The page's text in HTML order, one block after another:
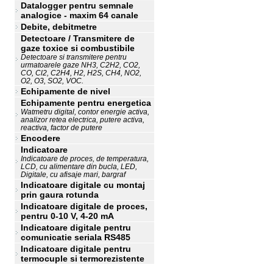
Datalogger pentru semnale
analogice - maxim 64 canale
Debite, debitmetre
Detectoare / Transmitere de
gaze toxice si combustibile
Detectoare si transmitere pentru
urmatoarele gaze NH3, C2H2, CO2,
CO, Cl2, C2H4, H2, H2S, CH4, NO2,
O2, O3, SO2, VOC.
Echipamente de nivel
Echipamente pentru energetica
Watmetru digital, contor energie activa,
analizor retea electrica, putere activa,
reactiva, factor de putere
Encodere
Indicatoare
Indicatoare de proces, de temperatura,
LCD, cu alimentare din bucla, LED,
Digitale, cu afisaje mari, bargraf
Indicatoare digitale cu montaj
prin gaura rotunda
Indicatoare digitale de proces,
pentru 0-10 V, 4-20 mA
Indicatoare digitale pentru
comunicatie seriala RS485
Indicatoare digitale pentru
termocuple si termorezistente